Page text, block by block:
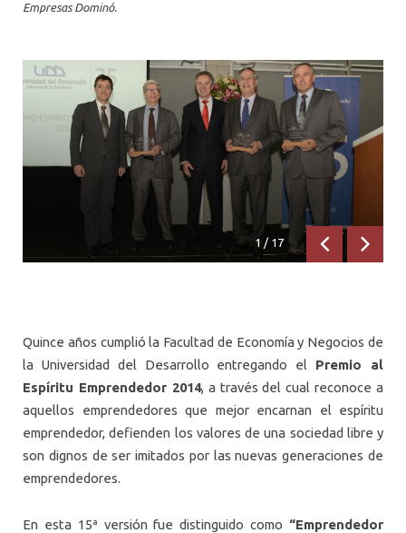
Empresas Dominó.
1 / 17
Anterior
Quince años cumplió la Facultad de Economía y Negocios de
la Universidad del Desarrollo entregando el Premio al
Espíritu Emprendedor 2014, a través del cual reconoce a
aquellos emprendedores que mejor encarnan el espíritu
emprendedor, defienden los valores de una sociedad libre y
son dignos de ser imitados por las nuevas generaciones de
emprendedores.
En esta 15ª versión fue distinguido como “Emprendedor